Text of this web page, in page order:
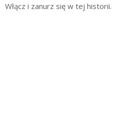
Włącz i zanurz się w tej historii.